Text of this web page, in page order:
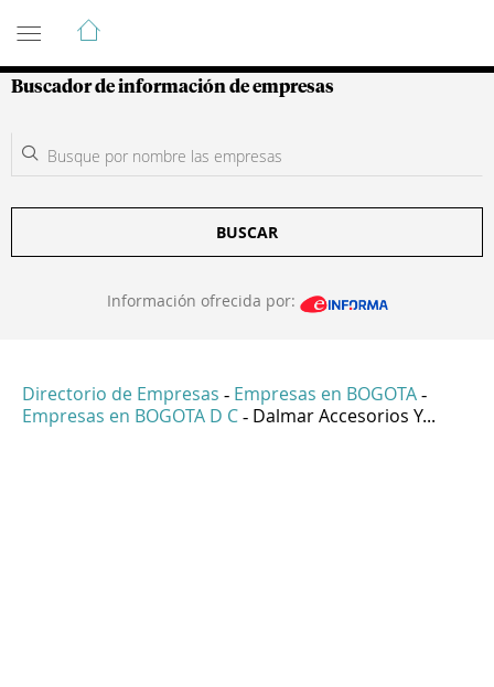
Guía de Empresas Colombianas
Buscador de información de empresas
BUSCAR
Información ofrecida por:
Directorio de Empresas - Empresas en BOGOTA -
Empresas en BOGOTA D C - Dalmar Accesorios Y...